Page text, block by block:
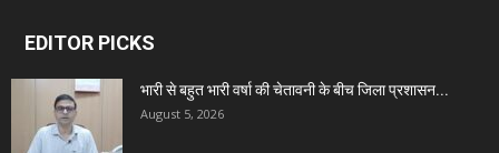
EDITOR PICKS
भारी से बहुत भारी वर्षा की चेतावनी के बीच जिला प्रशासन...
August 5, 2026